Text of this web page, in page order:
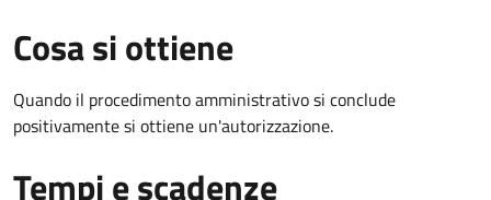
Cosa si ottiene
Quando il procedimento amministrativo si conclude
positivamente si ottiene un'autorizzazione.
Tempi e scadenze